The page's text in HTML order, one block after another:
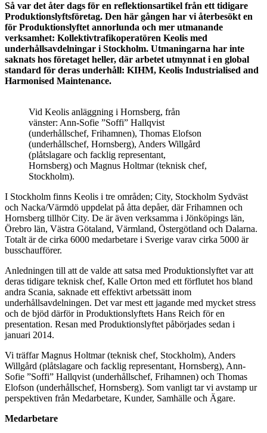
Så var det åter dags för en reflektionsartikel från ett tidigare
Produktionslyftsföretag. Den här gången har vi återbesökt en
för Produktionslyftet annorlunda och mer utmanande
verksamhet: Kollektivtrafikoperatören Keolis med
underhållsavdelningar i Stockholm. Utmaningarna har inte
saknats hos företaget heller, där arbetet utmynnat i en global
standard för deras underhåll: KIHM, Keolis Industrialised and
Harmonised Maintenance.
Vid Keolis anläggning i Hornsberg, från
vänster: Ann-Sofie ”Soffi” Hallqvist
(underhållschef, Frihamnen), Thomas Elofson
(underhållschef, Hornsberg), Anders Willgård
(plåtslagare och facklig representant,
Hornsberg) och Magnus Holtmar (teknisk chef,
Stockholm).
I Stockholm finns Keolis i tre områden; City, Stockholm Sydväst
och Nacka/Värmdö uppdelat på åtta depåer, där Frihamnen och
Hornsberg tillhör City. De är även verksamma i Jönköpings län,
Örebro län, Västra Götaland, Värmland, Östergötland och Dalarna.
Totalt är de cirka 6000 medarbetare i Sverige varav cirka 5000 är
busschaufförer.
Anledningen till att de valde att satsa med Produktionslyftet var att
deras tidigare teknisk chef, Kalle Orton med ett förflutet hos bland
andra Scania, saknade ett effektivt arbetssätt inom
underhållsavdelningen. Det var mest ett jagande med mycket stress
och de bjöd därför in Produktionslyftets Hans Reich för en
presentation. Resan med Produktionslyftet påbörjades sedan i
januari 2014.
Vi träffar Magnus Holtmar (teknisk chef, Stockholm), Anders
Willgård (plåtslagare och facklig representant, Hornsberg), Ann-
Sofie ”Soffi” Hallqvist (underhållschef, Frihamnen) och Thomas
Elofson (underhållschef, Hornsberg). Som vanligt tar vi avstamp ur
perspektiven från Medarbetare, Kunder, Samhälle och Ägare.
Medarbetare